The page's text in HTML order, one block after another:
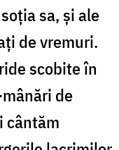
sa, și ale
de vremuri.
scobite în
de
cântăm